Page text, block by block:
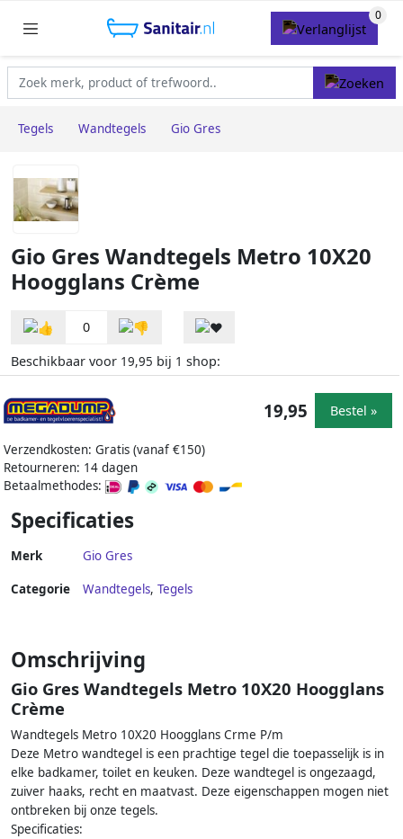
Tegels Wandtegels Gio Gres
Gio Gres Wandtegels Metro 10X20
Hoogglans Crème
0
Beschikbaar voor 19,95 bij 1 shop:
Verzendkosten: Gratis (vanaf €150)
Retourneren: 14 dagen
Betaalmethodes:
19,95 Bestel »
Specificaties
Merk Gio Gres
Categorie Wandtegels, Tegels
Omschrijving
Gio Gres Wandtegels Metro 10X20 Hoogglans
Crème
Wandtegels Metro 10X20 Hoogglans Crme P/m
Deze Metro wandtegel is een prachtige tegel die toepasselijk is in
elke badkamer, toilet en keuken. Deze wandtegel is ongezaagd,
zuiver haaks, recht en maatvast. Deze eigenschappen mogen niet
ontbreken bij onze tegels.
Specificaties: